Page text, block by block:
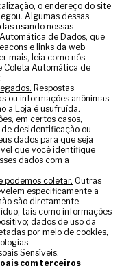
o endereço do site
Algumas dessas
usando nossas
de Dados, que
e links da web
mais, leia como nós
Coleta Automática de
Respostas
ou informações anônimas
a Loja é usufruída.
em certos casos,
desidentificação ou
dados para que seja
que você identifique
dados com a
podemos coletar. Outras
especificamente a
são diretamente
tais como informações
dados de uso da
por meio de cookies,
Sensíveis.
com terceiros